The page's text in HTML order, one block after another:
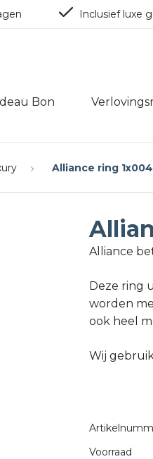
Inclusief luxe
Bon
Alliance ring 1x004
Alliance
Deze ring
worden
ook heel
Wij
Voorraad